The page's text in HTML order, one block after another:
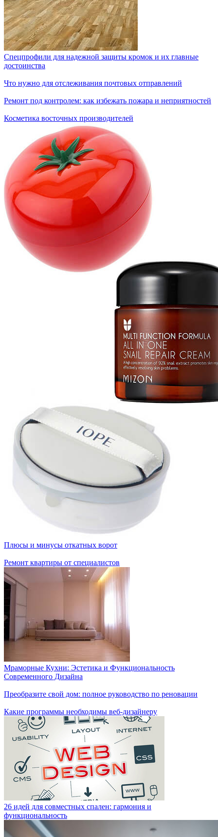
Спецпрофили для надежной защиты кромок и их главные
достоинства
Что нужно для отслеживания почтовых отправлений
Ремонт под контролем: как избежать пожара и неприятностей
Косметика восточных производителей
Плюсы и минусы откатных ворот
Ремонт квартиры от специалистов
Мраморные Кухни: Эстетика и Функциональность
Современного Дизайна
Преобразите свой дом: полное руководство по реновации
Какие программы необходимы веб-дизайнеру
26 идей для совместных спален: гармония и
функциональность